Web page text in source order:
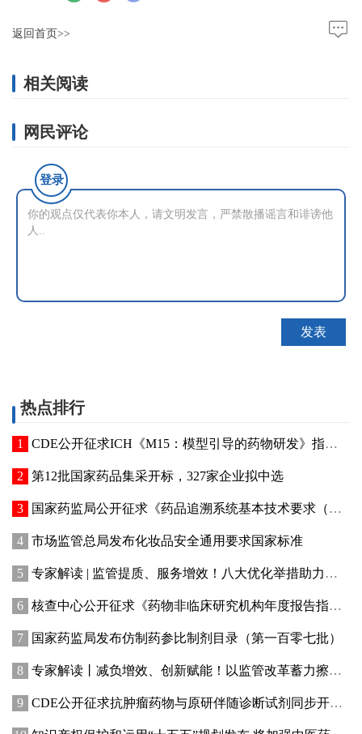
返回首页>>
相关阅读
网民评论
登录
热点排行
CDE公开征求ICH《M15：模型引导的药物研发》指导原则实施建议和中文翻译稿意见
第12批国家药品集采开标，327家企业拟中选
国家药监局公开征求《药品追溯系统基本技术要求（修订征求意见稿）》意见
市场监管总局发布化妆品安全通用要求国家标准
专家解读 | 监管提质、服务增效！八大优化举措助力提升化妆品行业创新活力
核查中心公开征求《药物非临床研究机构年度报告指南（征求意见稿）》意见
国家药监局发布仿制药参比制剂目录（第一百零七批）
专家解读丨减负增效、创新赋能！以监管改革蓄力擦亮“渝妆”产业名片
CDE公开征求抗肿瘤药物与原研伴随诊断试剂同步开发有关事项意见